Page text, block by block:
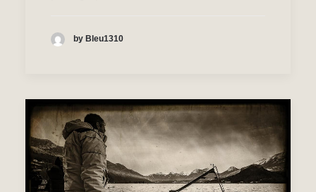
by Bleu1310